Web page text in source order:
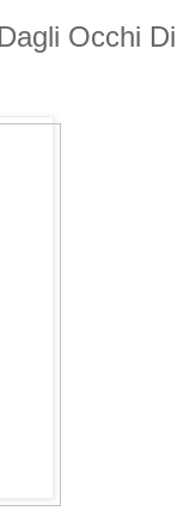
Occhi Di